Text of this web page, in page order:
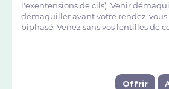
l'exentensions de cils). Venir
démaquiller avant votre rendez-vous
biphasé. Venez sans vos lentilles de
Offrir